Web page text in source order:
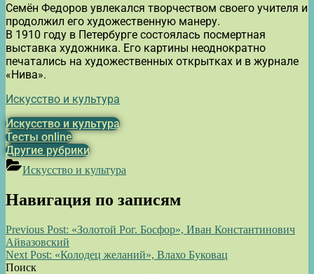
Семён Федоров увлекался творчеством своего учителя и
продолжил его художественную манеру.
В 1910 году в Петербурге состоялась посмертная
выставка художника. Его картины неоднократно
печатались на художественных открытках и в журнале
«Нива».
Искусство и культура
Искусство и культура
Тесты online
Другие рубрики
Искусство и культура
Навигация по записям
Previous Post: «Золотой Рог. Босфор», Иван Константинович
Айвазовский
Next Post: «Колодец желаний», Влахо Буковац
Поиск